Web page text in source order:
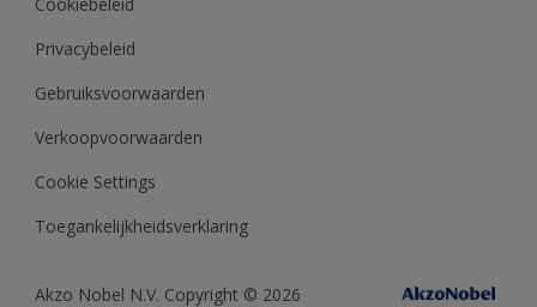
Kennisbank
Privacybeleid
Gebruiksvoorwaarden
Verkoopvoorwaarden
Cookie Settings
Toegankelijkheidsverklaring
Akzo Nobel N.V. Copyright © 2026